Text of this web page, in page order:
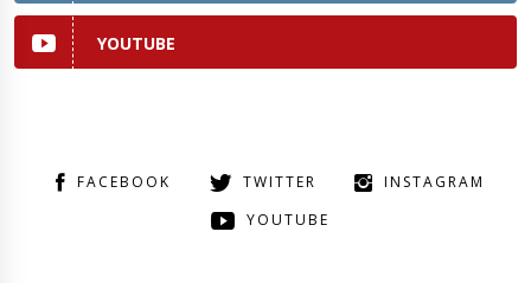
YOUTUBE
FACEBOOK TWITTER
INSTAGRAM
YOUTUBE